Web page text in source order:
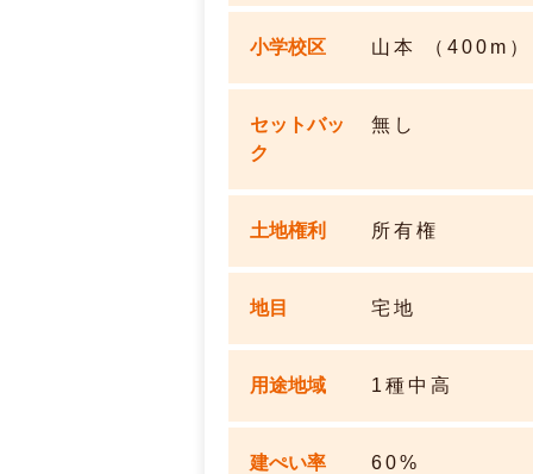
小学校区 山本 （400m）
セットバッ
ク
無し
土地権利 所有権
地目 宅地
用途地域 1種中高
建ぺい率 60%